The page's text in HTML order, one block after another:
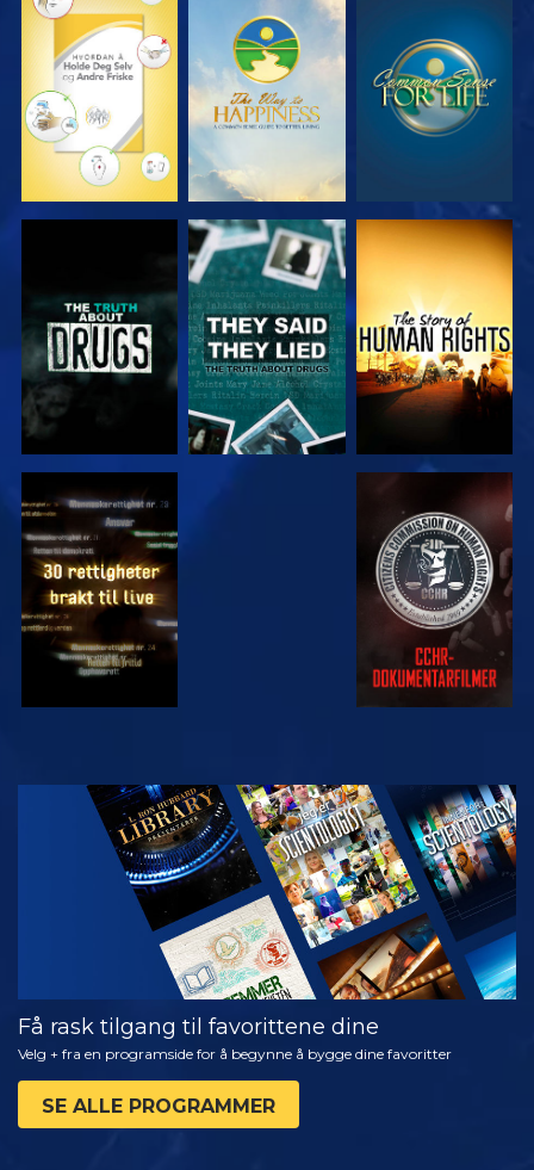
SE SE SE
SE SE
SE SE
SE
UTFORSK
SERIEN
Få rask tilgang til favorittene dine
Velg + fra en programside for å begynne å bygge dine favoritter
SE ALLE PROGRAMMER